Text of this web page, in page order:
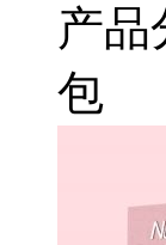
产品
包